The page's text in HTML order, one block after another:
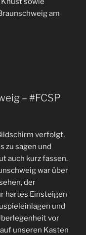
am
– #FCSP
verfolgt,
zu sagen und
auch kurz fassen.
war über
der
hartes Einsteigen
und
vor
unseren Kasten